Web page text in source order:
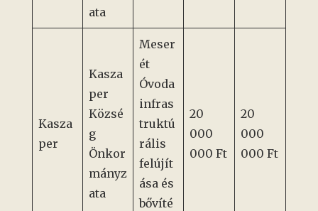
ata
Kasza
per
Kasza
per
Közsé
g
Önkor
mányz
ata
Meser
ét
Óvoda
infras
truktú
rális
felújít
ása és
bővíté
20
000
000 Ft
20
000
000 Ft